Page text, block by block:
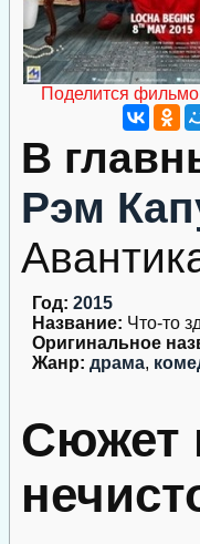
Поделится
В
Рэм
Год: 2015
Название: Что-то
Оригинальное
Жанр: драма,
Сюжет